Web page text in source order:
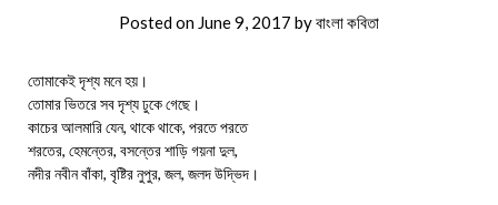
Posted on June 9, 2017 byবাংলা কবিতা
তোমাকেই দৃশ্য মনে হয়।
তোমার ভিতরে সব দৃশ্য ঢুকে গেছে।
কাচের আলমারি যেন, থাকে থাকে, পরতে পরতে
শরতের, হেমন্তের, বসন্তের শাড়ি গয়না দুল,
নদীর নবীন বাঁকা, বৃষ্টির নুপুর, জল, জলদ উদ্ভিদ।